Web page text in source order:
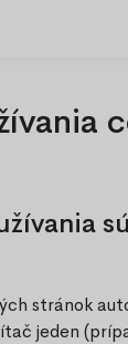
stránok
jeden